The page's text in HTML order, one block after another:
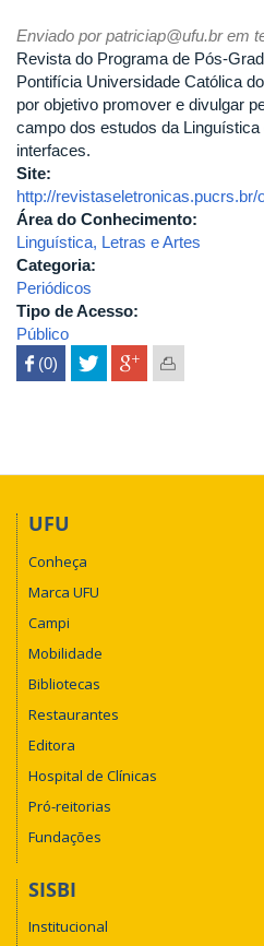
Enviado porpatriciap@ufu.brem
Revista do Programa de Pós-
Pontifícia Universidade Católica
por objetivo promover e divulgar
campo dos estudos da
interfaces.
Site:
http://
Área do Conhecimento:
Linguística, Letras e Artes
Categoria:
Periódicos
Tipo de Acesso:
Público
 (0)
UFU
Conheça
Marca UFU
Campi
Mobilidade
Bibliotecas
Restaurantes
Editora
Hospital de Clínicas
Pró-reitorias
Fundações
SISBI
Institucional